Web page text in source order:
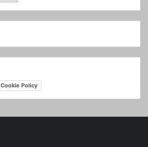
Cookie Policy